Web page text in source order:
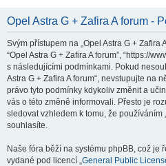
Opel Astra G + Zafira A forum -
Svým přístupem na „Opel Astra G + Zafira
“Opel Astra G + Zafira A forum”, “https://
s následujícími podmínkami. Pokud
Astra G + Zafira A forum“, nevstupujte na
právo tyto podmínky kdykoliv změnit a
vás o této změně informovali. Přesto je
sledovat vzhledem k tomu, že používáním
souhlasíte.
Naše fóra běží na systému phpBB, což je
vydané pod licencí „General Public